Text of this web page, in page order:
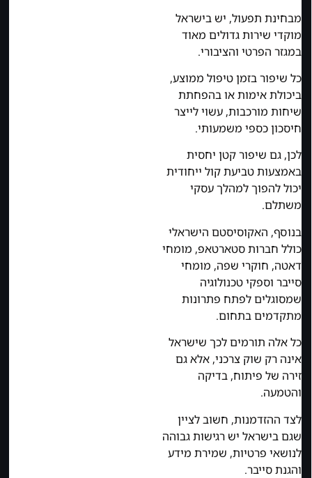
מבחינת תפעול, יש בישראל
מוקדי שירות גדולים מאוד
במגזר הפרטי והציבורי.
כל שיפור בזמן טיפול ממוצע,
ביכולת אימות או בהפחתת
שיחות מורכבות, עשוי לייצר
חיסכון כספי משמעותי.
לכן, גם שיפור קטן יחסית
באמצעות טביעת קול ייחודית
יכול להפוך למהלך עסקי
משתלם.
בנוסף, האקוסיסטם הישראלי
כולל חברות סטארטאפ, מומחי
דאטה, חוקרי שפה, מומחי
סייבר וספקי טכנולוגיה
שמסוגלים לפתח פתרונות
מתקדמים בתחום.
כל אלה תורמים לכך שישראל
אינה רק שוק צרכני, אלא גם
זירה של פיתוח, בדיקה
והטמעה.
לצד ההזדמנות, חשוב לציין
שגם בישראל יש רגישות גבוהה
לנושאי פרטיות, שמירת מידע
והגנת סייבר.